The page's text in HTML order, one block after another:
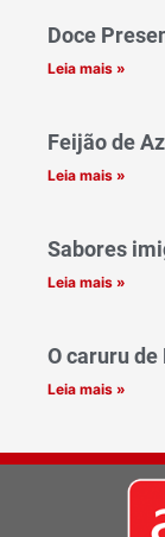
Doce
Leia mais »
Feijão de
Leia mais »
Sabores
Leia mais »
O caruru de
Leia mais »